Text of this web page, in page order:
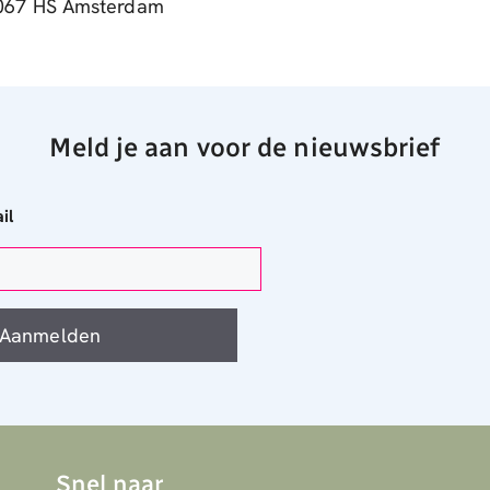
HS Amsterdam
Meld je aan voor de nieuwsbrief
Aanmelden